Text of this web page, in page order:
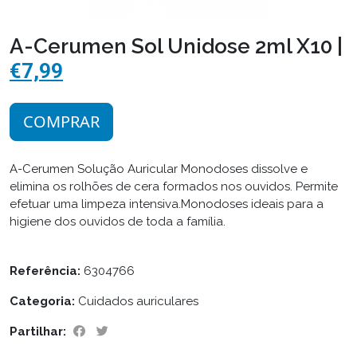
A-Cerumen Sol Unidose 2ml X10 |
€7,99
COMPRAR
A-Cerumen Solução Auricular Monodoses dissolve e
elimina os rolhões de cera formados nos ouvidos. Permite
efetuar uma limpeza intensiva.Monodoses ideais para a
higiene dos ouvidos de toda a família.
Referência: 6304766
Categoria: Cuidados auriculares
Partilhar: